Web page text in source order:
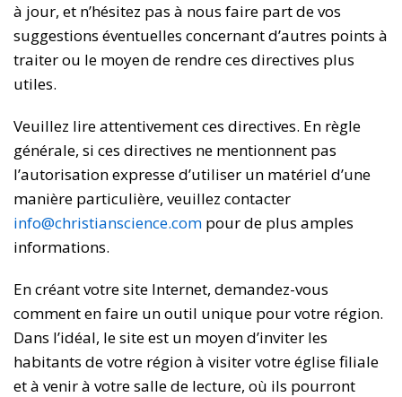
à jour, et n’hésitez pas à nous faire part de vos
suggestions éventuelles concernant d’autres points à
traiter ou le moyen de rendre ces directives plus
utiles.
Veuillez lire attentivement ces directives. En règle
générale, si ces directives ne mentionnent pas
l’autorisation expresse d’utiliser un matériel d’une
manière particulière, veuillez contacter
info@christianscience.com pour de plus amples
informations.
En créant votre site Internet, demandez-vous
comment en faire un outil unique pour votre région.
Dans l’idéal, le site est un moyen d’inviter les
habitants de votre région à visiter votre église filiale
et à venir à votre salle de lecture, où ils pourront